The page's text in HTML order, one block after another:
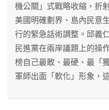
機公關」式戰略收縮，折
美國明確劃界、島內民意
行的緊急話術調整。邱義
民進黨在兩岸議題上的操
榜自己最敢、最硬、最「
軍師出面「軟化」形象，